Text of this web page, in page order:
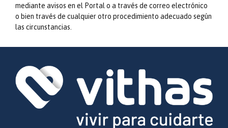
mediante avisos en el Portal o a través de correo electrónico
o bien través de cualquier otro procedimiento adecuado según
las circunstancias.